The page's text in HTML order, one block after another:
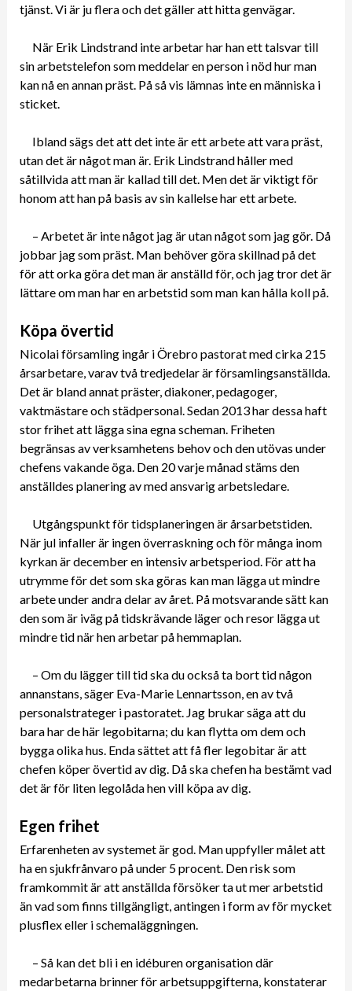
tjänst. Vi är ju flera och det gäller att hitta genvägar.
När Erik Lindstrand inte arbetar har han ett talsvar till
sin arbetstelefon som meddelar en person i nöd hur man
kan nå en annan präst. På så vis lämnas inte en människa i
sticket.
Ibland sägs det att det inte är ett arbete att vara präst,
utan det är något man är. Erik Lindstrand håller med
såtillvida att man är kallad till det. Men det är viktigt för
honom att han på basis av sin kallelse har ett arbete.
– Arbetet är inte något jag är utan något som jag gör. Då
jobbar jag som präst. Man behöver göra skillnad på det
för att orka göra det man är anställd för, och jag tror det är
lättare om man har en arbetstid som man kan hålla koll på.
Köpa övertid
Nicolai församling ingår i Örebro pastorat med cirka 215
årsarbetare, varav två tredjedelar är församlingsanställda.
Det är bland annat präster, diakoner, pedagoger,
vaktmästare och städpersonal. Sedan 2013 har dessa haft
stor frihet att lägga sina egna scheman. Friheten
begränsas av verksamhetens behov och den utövas under
chefens vakande öga. Den 20 varje månad stäms den
anställdes planering av med ansvarig arbetsledare.
Utgångspunkt för tidsplaneringen är årsarbetstiden.
När jul infaller är ingen överraskning och för många inom
kyrkan är december en intensiv arbetsperiod. För att ha
utrymme för det som ska göras kan man lägga ut mindre
arbete under andra delar av året. På motsvarande sätt kan
den som är iväg på tidskrävande läger och resor lägga ut
mindre tid när hen arbetar på hemmaplan.
– Om du lägger till tid ska du också ta bort tid någon
annanstans, säger Eva-Marie Lennartsson, en av två
personalstrateger i pastoratet. Jag brukar säga att du
bara har de här legobitarna; du kan flytta om dem och
bygga olika hus. Enda sättet att få fler legobitar är att
chefen köper övertid av dig. Då ska chefen ha bestämt vad
det är för liten legolåda hen vill köpa av dig.
Egen frihet
Erfarenheten av systemet är god. Man uppfyller målet att
ha en sjukfrånvaro på under 5 procent. Den risk som
framkommit är att anställda försöker ta ut mer arbetstid
än vad som finns tillgängligt, antingen i form av för mycket
plusflex eller i schemaläggningen.
– Så kan det bli i en idéburen organisation där
medarbetarna brinner för arbetsuppgifterna, konstaterar